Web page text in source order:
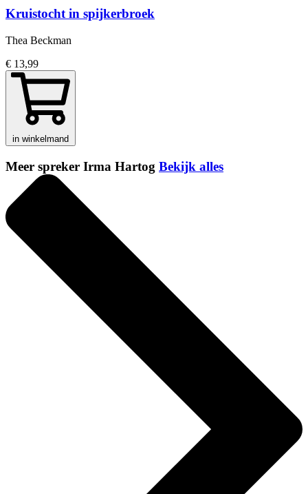
Kruistocht in spijkerbroek
Thea Beckman
€ 13,99
in winkelmand
Meer spreker Irma Hartog Bekijk alles